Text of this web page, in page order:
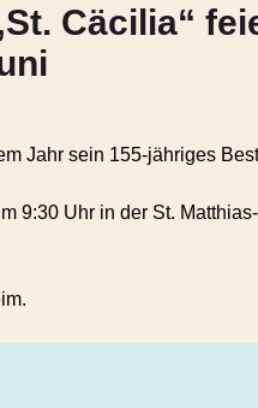
Cäcilia“
Jahr sein 155-jähriges
9:30 Uhr in der St.